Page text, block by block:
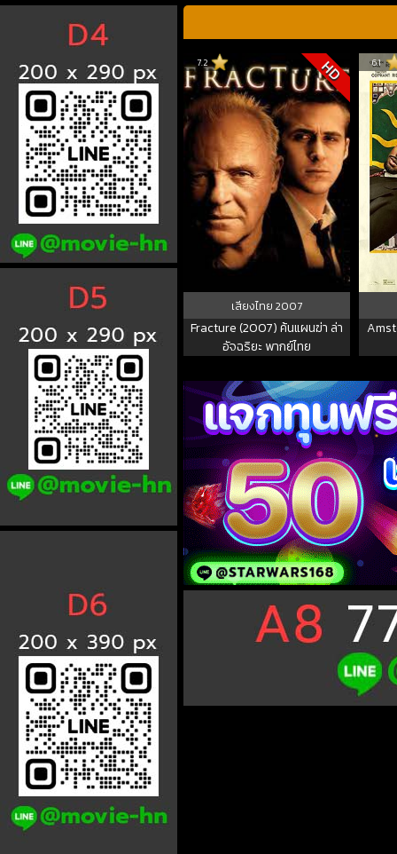
7.2 HD
เสียงไทย 2007
Fracture (2007) ค้นแผนฆ่า ล่า
อัจฉริยะ พากย์ไทย
6.1